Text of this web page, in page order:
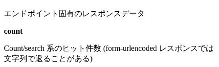
エンドポイント固有のレスポンスデータ
count
Count/search 系のヒット件数 (form-urlencoded レスポンスでは
文字列で返ることがある)